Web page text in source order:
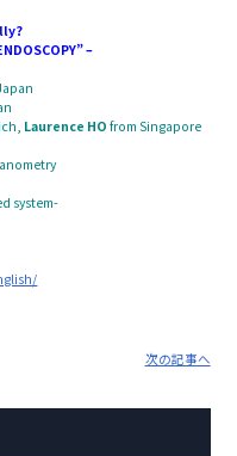
–
Laurence HOfrom Singapore
system-
次の記事へ